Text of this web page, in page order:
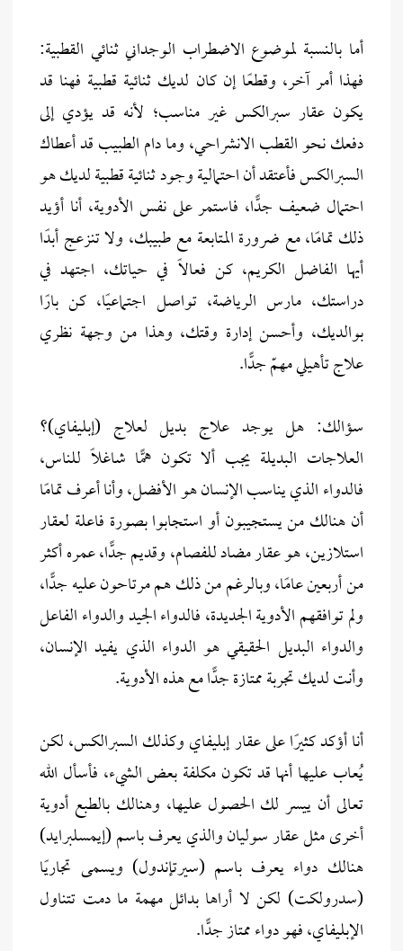
أما بالنسبة لموضوع الاضطراب الوجداني ثنائي القطبية:
فهذا أمر آخر، وقطعًا إن كان لديك ثنائية قطبية فهنا قد
يكون عقار سبرالكس غير مناسب؛ لأنه قد يؤدي إلى
دفعك نحو القطب الانشراحي، وما دام الطبيب قد أعطاك
السبرالكس فأعتقد أن احتمالية وجود ثنائية قطبية لديك هو
احتمال ضعيف جدًّا، فاستمر على نفس الأدوية، أنا أؤيد
ذلك تمامًا، مع ضرورة المتابعة مع طبيبك، ولا تنزعج أبدًا
أيها الفاضل الكريم، كن فعالاً في حياتك، اجتهد في
دراستك، مارس الرياضة، تواصل اجتماعيًا، كن بارًا
بوالديك، وأحسن إدارة وقتك، وهذا من وجهة نظري
علاج تأهيلي مهمّ جدًّا.
سؤالك: هل يوجد علاج بديل لعلاج (إبليفاي)؟
العلاجات البديلة يجب ألا تكون همًّا شاغلاً للناس،
فالدواء الذي يناسب الإنسان هو الأفضل، وأنا أعرف تمامًا
أن هنالك من يستجيبون أو استجابوا بصورة فاعلة لعقار
استلازين، هو عقار مضاد للفصام، وقديم جدًّا، عمره أكثر
من أربعين عامًا، وبالرغم من ذلك هم مرتاحون عليه جدًّا،
ولم توافقهم الأدوية الجديدة، فالدواء الجيد والدواء الفاعل
والدواء البديل الحقيقي هو الدواء الذي يفيد الإنسان،
وأنت لديك تجربة ممتازة جدًّا مع هذه الأدوية.
أنا أؤكد كثيرًا على عقار إبليفاي وكذلك السبرالكس، لكن
يُعاب عليها أنها قد تكون مكلفة بعض الشيء، فأسأل الله
تعالى أن ييسر لك الحصول عليها، وهنالك بالطبع أدوية
أخرى مثل عقار سوليان والذي يعرف باسم (إيمسلبرايد)
هنالك دواء يعرف باسم (سيرتإندول) ويسمى تجاريًا
(سدرولكت) لكن لا أراها بدائل مهمة ما دمت تتناول
الإبليفاي، فهو دواء ممتاز جدًّا.